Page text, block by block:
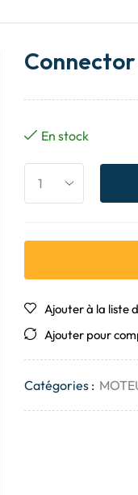
En stock
Ajouter à la liste
Ajouter pour
Catégories :